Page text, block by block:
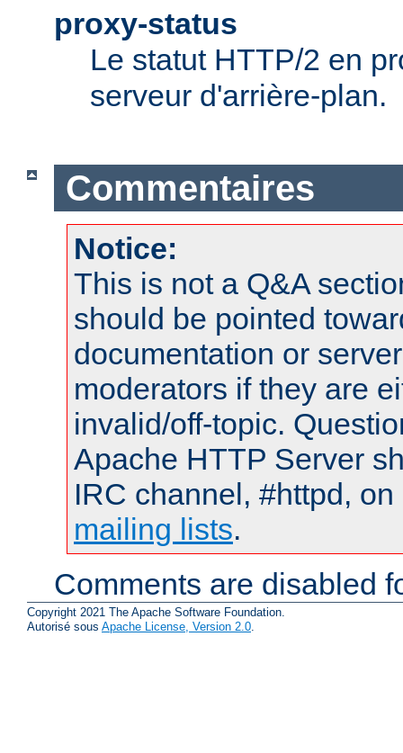
proxy-status
Le statut HTTP/2 en
serveur d'arrière-plan.
Commentaires
Notice:
This is not a Q&A
should be pointed
documentation or
moderators if they are
invalid/off-topic.
Apache HTTP Server
IRC channel, #httpd,
mailing lists.
Comments are disabled
Copyright 2021 The Apache Software Foundation.
Autorisé sous Apache License, Version 2.0.